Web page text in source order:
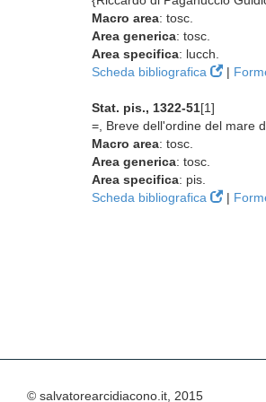
Macro area: tosc.
Area generica: tosc.
Area specifica: lucch.
Scheda bibliografica
|
Stat. pis., 1322-51[1]
=, Breve dell'ordine del mare
Macro area: tosc.
Area generica: tosc.
Area specifica: pis.
Scheda bibliografica
|
© salvatorearcidiacono.it, 2015